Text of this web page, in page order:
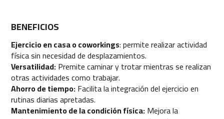
o
b
e
s
p
-
2
es positivo sentir estas emociones, ya que
Subir el ánimo es posible mediante varios
métodos, pero la práctica deportiva es muy
efectiva a la hora de alcanzar tu plenitud
emocional. Refúgiate en el deporte cuando te
sientas mal o estés triste. ¿Qué ejercicios te
pueden ayudar? La inmensa mayoría de disciplinas
BENEFICIOS
Ejercicio en casa o coworkings: permite realizar actividad
física sin necesidad de desplazamientos.
Versatilidad:Premite caminar y trotar mientras se realizan
otras actividades como trabajar.
Ahorro de tiempo:Facilita la integración del ejercicio en
rutinas diarias apretadas.
Mantenimiento de la condición física:Mejora la